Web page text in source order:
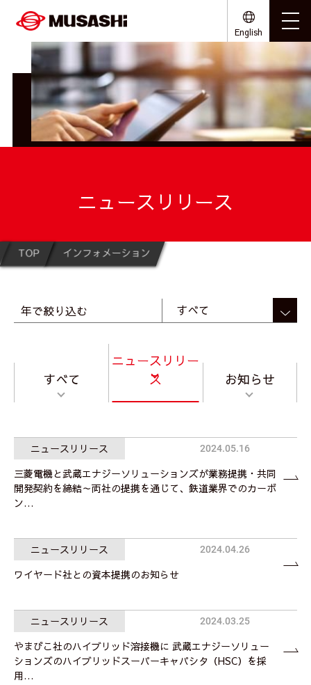
English
ニュースリリース
TOP インフォメーション
年で絞り込む
すべて
ニュースリリー
ス
お知らせ
ニュースリリース
三菱電機と武蔵エナジーソリューションズが業務提携・共同
開発契約を締結～両社の提携を通じて、鉄道業界でのカーボ
ン…
2024.05.16
ニュースリリース
ワイヤード社との資本提携のお知らせ
2024.04.26
ニュースリリース
やまびこ社のハイブリッド溶接機に 武蔵エナジーソリュー
ションズのハイブリッドスーパーキャパシタ（HSC）を採
用…
2024.03.25